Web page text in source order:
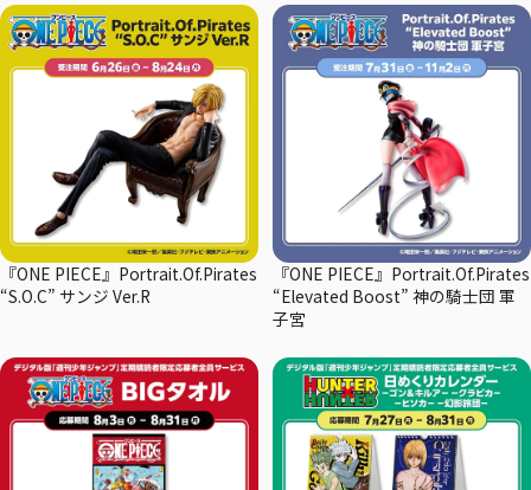
『ONE PIECE』Portrait.Of.Pirates
“S.O.C” サンジ Ver.R
『ONE PIECE』Portrait.Of.Pirates
“Elevated Boost” 神の騎士団 軍
子宮